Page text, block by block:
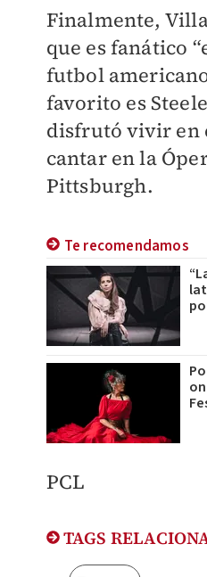
Finalmente,
que es fanático
futbol
favorito es
disfrutó vivir en
cantar en la
Pittsburgh.
Te recomendamos
PCL
TAGS